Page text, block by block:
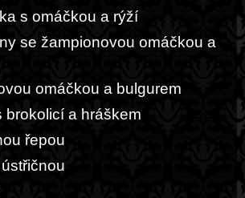
s omáčkou a rýží
se žampionovou omáčkou a
omáčkou a bulgurem
brokolicí a hráškem
řepou